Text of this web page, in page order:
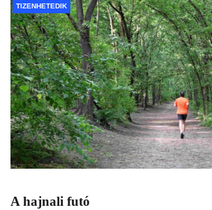
TIZENHETEDIK
A hajnali futó